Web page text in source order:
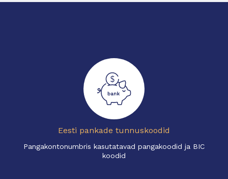
Eesti pankade tunnuskoodid
Pangakontonumbris kasutatavad pangakoodid ja BIC
koodid